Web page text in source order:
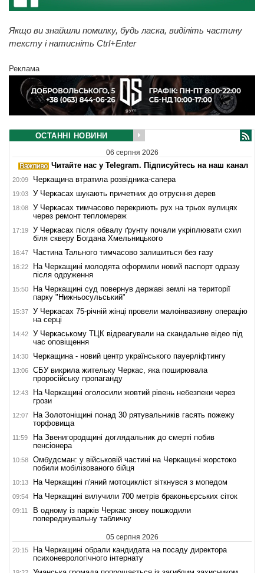
Якщо ви знайшли помилку, будь ласка, виділіть частину
тексту і натисніть Ctrl+Enter
Реклама
ОСТАННІ НОВИНИ
06 серпня 2026
Читайте нас у Telegram. Підписуйтесь на наш канал
20:09 Черкащина втратила розвідника-сапера
19:03 У Черкасах шукають причетних до отруєння дерев
18:08
У Черкасах тимчасово перекриють рух на трьох вулицях
через ремонт тепломереж
17:19
У Черкасах після обвалу ґрунту почали укріплювати схил
біля скверу Богдана Хмельницького
16:47 Частина Тального тимчасово залишиться без газу
16:22
На Черкащині молодята оформили новий паспорт одразу
після одруження
15:50
На Черкащині суд повернув державі землі на території
парку "Нижньосульський"
15:37
У Черкасах 75-річній жінці провели малоінвазивну операцію
на серці
14:42
У Черкаському ТЦК відреагували на скандальне відео під
час оповіщення
14:30 Черкащина - новий центр українського пауерліфтингу
13:06
СБУ викрила жительку Черкас, яка поширювала
проросійську пропаганду
12:43
На Черкащині оголосили жовтий рівень небезпеки через
грози
12:07
На Золотоніщині понад 30 рятувальників гасять пожежу
торфовища
11:59
На Звенигородщині доглядальник до смерті побив
пенсіонера
10:58
Омбудсман: у військовій частині на Черкащині жорстоко
побили мобілізованого бійця
10:13 На Черкащині п'яний мотоцикліст зіткнувся з мопедом
09:54 На Черкащині вилучили 700 метрів браконьєрських сіток
09:11
В одному із парків Черкас знову пошкодили
попереджувальну табличку
05 серпня 2026
20:15
На Черкащині обрали кандидата на посаду директора
психоневрологічного інтернату